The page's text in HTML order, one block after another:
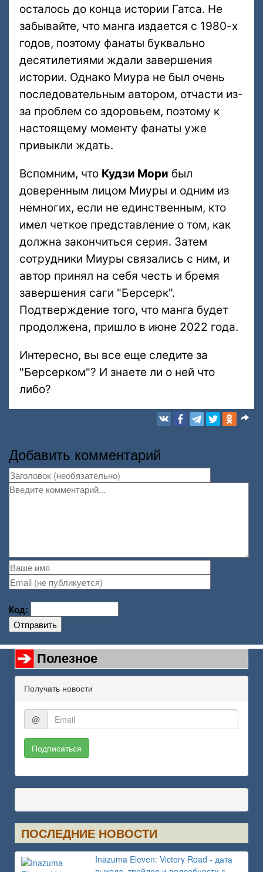
осталось до конца истории Гатса. Не
забывайте, что манга издается с 1980-х
годов, поэтому фанаты буквально
десятилетиями ждали завершения
истории. Однако Миура не был очень
последовательным автором, отчасти из-
за проблем со здоровьем, поэтому к
настоящему моменту фанаты уже
привыкли ждать.
Вспомним, что Кудзи Мори был
доверенным лицом Миуры и одним из
немногих, если не единственным, кто
имел четкое представление о том, как
должна закончиться серия. Затем
сотрудники Миуры связались с ним, и
автор принял на себя честь и бремя
завершения саги "Берсерк".
Подтверждение того, что манга будет
продолжена, пришло в июне 2022 года.
Интересно, вы все еще следите за
"Берсерком"? И знаете ли о ней что
либо?
Добавить комментарий
Код:
Отправить
Полезное
Получать новости
@
Подписаться
ПОСЛЕДНИЕ НОВОСТИ
Inazuma Eleven: Victory Road - дата